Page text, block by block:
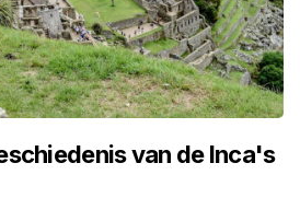
van de Inca's